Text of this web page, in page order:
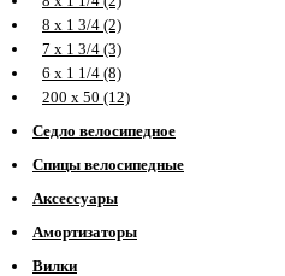
8 х 1 3/4 (2)
7 х 1 3/4 (3)
6 х 1 1/4 (8)
200 х 50 (12)
Седло велосипедное
Спицы велосипедные
Аксессуары
Амортизаторы
Вилки